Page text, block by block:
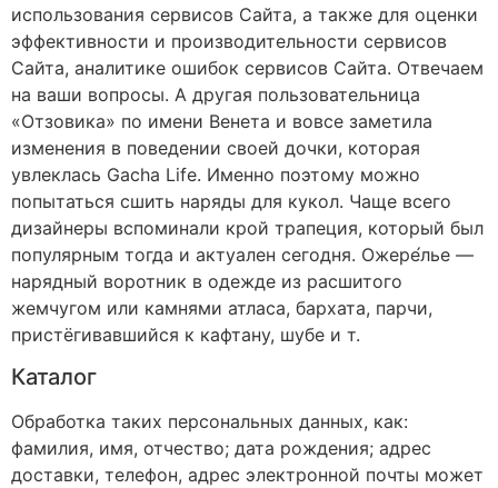
использования сервисов Сайта, а также для оценки
эффективности и производительности сервисов
Сайта, аналитике ошибок сервисов Сайта. Отвечаем
на ваши вопросы. А другая пользовательница
«Отзовика» по имени Венета и вовсе заметила
изменения в поведении своей дочки, которая
увлеклась Gacha Life. Именно поэтому можно
попытаться сшить наряды для кукол. Чаще всего
дизайнеры вспоминали крой трапеция, который был
популярным тогда и актуален сегодня. Ожере́лье —
нарядный воротник в одежде из расшитого
жемчугом или камнями атласа, бархата, парчи,
пристёгивавшийся к кафтану, шубе и т.
Каталог
Обработка таких персональных данных, как:
фамилия, имя, отчество; дата рождения; адрес
доставки, телефон, адрес электронной почты может